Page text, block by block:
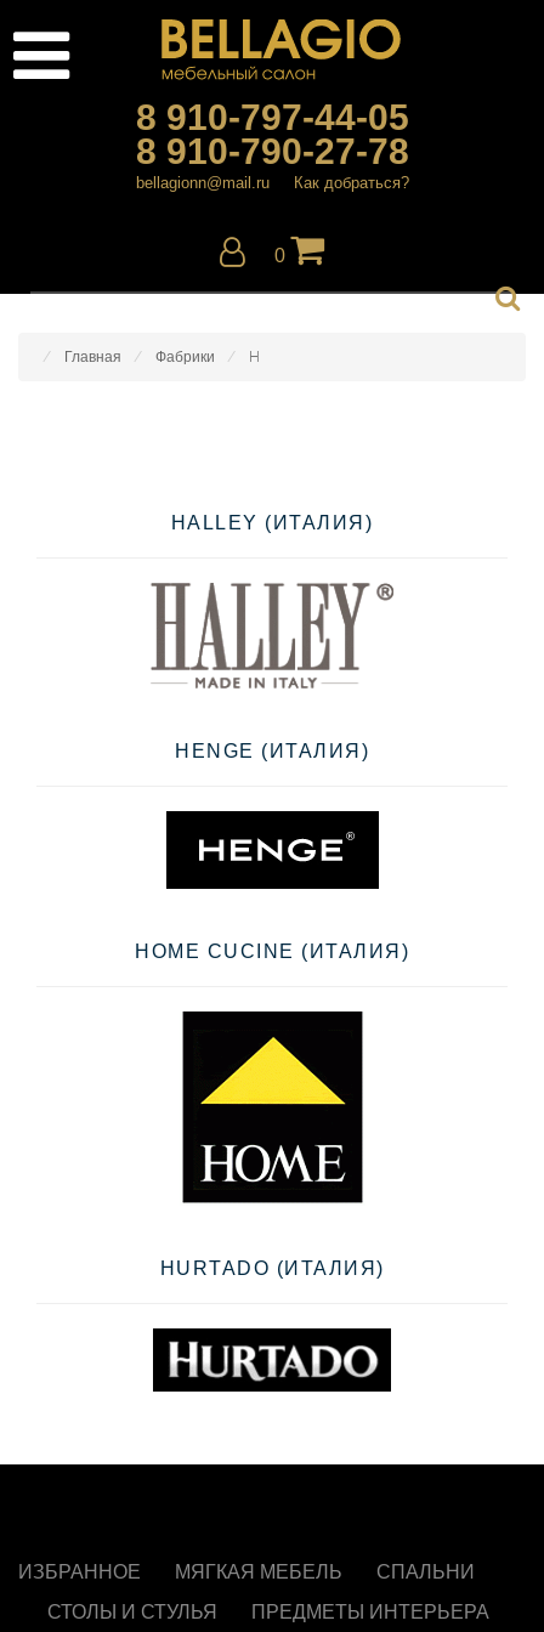
8 910-797-44-05
8 910-790-27-78
bellagionn@mail.ru Как добраться?
0
Главная Фабрики H
HALLEY (ИТАЛИЯ)
HENGE (ИТАЛИЯ)
HOME CUCINE (ИТАЛИЯ)
HURTADO (ИТАЛИЯ)
ИЗБРАННОЕ МЯГКАЯ МЕБЕЛЬ
СПАЛЬНИ
СТОЛЫ И СТУЛЬЯ
ПРЕДМЕТЫ ИНТЕРЬЕРА